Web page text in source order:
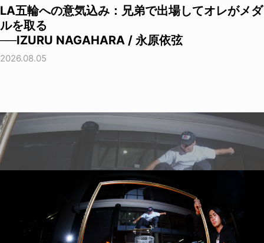
LA五輪への意気込み：兄弟で出場してオレがメダ
ルを取る
──IZURU NAGAHARA / 永原依弦
2026.08.05